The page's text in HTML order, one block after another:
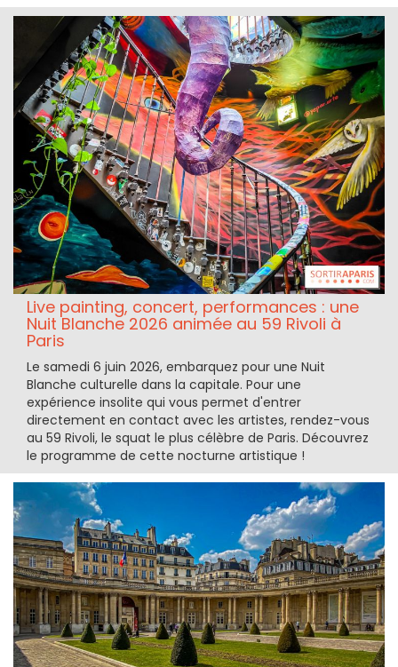
Live painting, concert, performances : une
Nuit Blanche 2026 animée au 59 Rivoli à
Paris
Le samedi 6 juin 2026, embarquez pour une Nuit
Blanche culturelle dans la capitale. Pour une
expérience insolite qui vous permet d'entrer
directement en contact avec les artistes, rendez-vous
au 59 Rivoli, le squat le plus célèbre de Paris. Découvrez
le programme de cette nocturne artistique !